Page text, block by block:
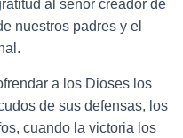
al señor creador de
nuestros padres y el
a los Dioses los
de sus defensas, los
cuando la victoria los